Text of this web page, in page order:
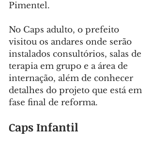
Pimentel.
No Caps adulto, o prefeito
visitou os andares onde serão
instalados consultórios, salas de
terapia em grupo e a área de
internação, além de conhecer
detalhes do projeto que está em
fase final de reforma.
Caps Infantil